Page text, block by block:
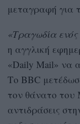
μεταγραφή για
«Τραγωδία
η αγγλική
«Daily Mail» να
Το BBC
τον θάνατο του
αντιδράσεις